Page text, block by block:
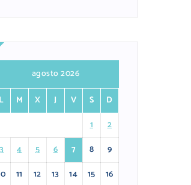
agosto 2026
L
M X J V S
D
1
2
4 5 6 7 8
9
11 12 13 14 15
16